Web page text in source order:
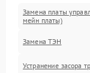
Замена платы
мейн платы)
Замена ТЭН
Устранение засора